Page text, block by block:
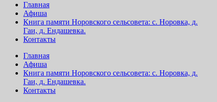
Главная
Афиша
Книга памяти Норовского сельсовета: с. Норовка, д.
Гаи, д. Ендашевка.
Контакты
Главная
Афиша
Книга памяти Норовского сельсовета: с. Норовка, д.
Гаи, д. Ендашевка.
Контакты